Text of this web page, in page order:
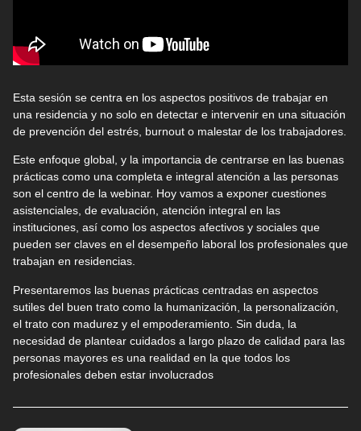
Esta sesión se centra en los aspectos positivos de trabajar en
una residencia y no solo en detectar e intervenir en una situación
de prevención del estrés, burnout o malestar de los trabajadores.
Este enfoque global, y la importancia de centrarse en las buenas
prácticas como una completa e integral atención a las personas
son el centro de la webinar. Hoy vamos a exponer cuestiones
asistenciales, de evaluación, atención integral en las
instituciones, así como los aspectos afectivos y sociales que
pueden ser claves en el desempeño laboral los profesionales que
trabajan en residencias.
Presentaremos las buenas prácticas centradas en aspectos
sutiles del buen trato como la humanización, la personalización,
el trato con madurez y el empoderamiento. Sin duda, la
necesidad de plantear cuidados a largo plazo de calidad para las
personas mayores es una realidad en la que todos los
profesionales deben estar involucrados